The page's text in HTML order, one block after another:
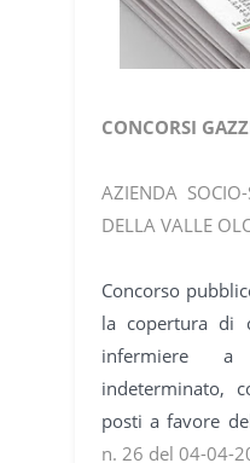
CONCORSI
AZIENDA SOCIO-
DELLA VALLE
Concorso
la copertura di
infermiere
indeterminato,
posti a favore
n. 26 del 04-04-